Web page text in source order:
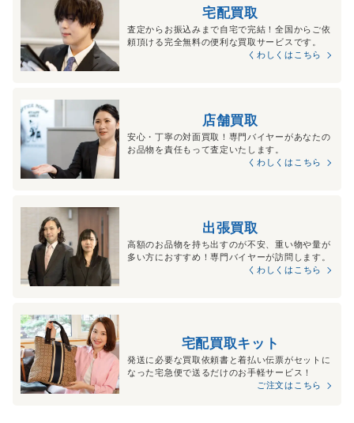
宅配買取
査定からお振込みまで自宅で完結！全国からご依
頼頂ける完全無料の便利な買取サービスです。
くわしくはこちら
店舗買取
安心・丁寧の対面買取！専門バイヤーがあなたの
お品物を責任もって査定いたします。
くわしくはこちら
出張買取
高額のお品物を持ち出すのが不安、重い物や量が
多い方におすすめ！専門バイヤーが訪問します。
くわしくはこちら
宅配買取キット
発送に必要な買取依頼書と着払い伝票がセットに
なった宅急便で送るだけのお手軽サービス！
ご注文はこちら